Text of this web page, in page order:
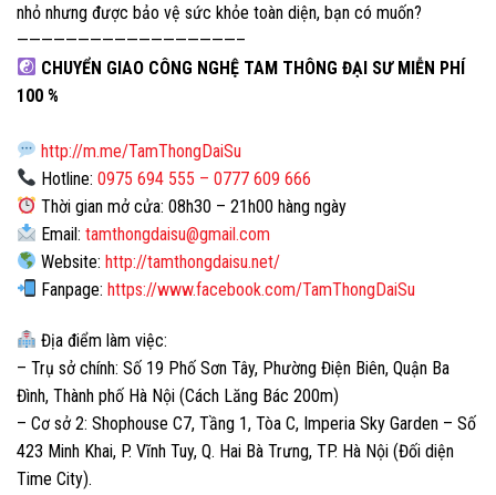
nhỏ nhưng được bảo vệ sức khỏe toàn diện, bạn có muốn?
——————————————————–
CHUYỂN GIAO CÔNG NGHỆ TAM THÔNG ĐẠI SƯ MIỄN PHÍ
100 %
http://m.me/TamThongDaiSu
Hotline:0975 694 555 –0777 609 666
Thời gian mở cửa:08h30 – 21h00 hàng ngày
Email:tamthongdaisu@gmail.com
Website:http://tamthongdaisu.net/
Fanpage:https://www.facebook.com/TamThongDaiSu
Địa điểm làm việc:
– Trụ sở chính: Số 19 Phố Sơn Tây, Phường Điện Biên, Quận Ba
Đình, Thành phố Hà Nội (Cách Lăng Bác 200m)
– Cơ sở 2: Shophouse C7, Tầng 1, Tòa C, Imperia Sky Garden – Số
423 Minh Khai, P. Vĩnh Tuy, Q. Hai Bà Trưng, TP. Hà Nội (Đối diện
Time City).